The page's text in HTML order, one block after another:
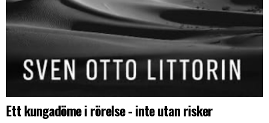
Ett kungadöme i rörelse - inte utan risker